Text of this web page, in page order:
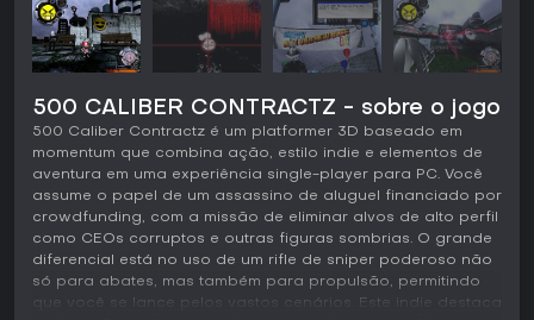
500 CALIBER CONTRACTZ - sobre o jogo
500 Caliber Contractz é um platformer 3D baseado em
momentum que combina ação, estilo indie e elementos de
aventura em uma experiência single-player para PC. Você
assume o papel de um assassino de aluguel financiado por
crowdfunding, com a missão de eliminar alvos de alto perfil
como CEOs corruptos e outras figuras sombrias. O grande
diferencial está no uso de um rifle de sniper poderoso não
só para abates, mas também para propulsão, permitindo
que você se lance pelos vastos cenários. Este indie destaca